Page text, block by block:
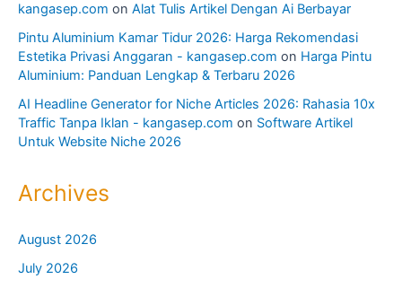
kangasep.com on Alat Tulis Artikel Dengan Ai Berbayar
Pintu Aluminium Kamar Tidur 2026: Harga Rekomendasi
Estetika Privasi Anggaran - kangasep.com on Harga Pintu
Aluminium: Panduan Lengkap & Terbaru 2026
AI Headline Generator for Niche Articles 2026: Rahasia 10x
Traffic Tanpa Iklan - kangasep.com on Software Artikel
Untuk Website Niche 2026
Archives
August 2026
July 2026